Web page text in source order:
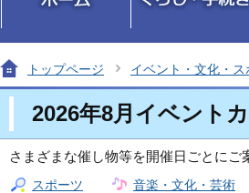
トップページ イベント・文化・ス
2026年8月イベント
さまざまな催し物等を開催日ごとに
スポーツ 音楽・文化・芸術